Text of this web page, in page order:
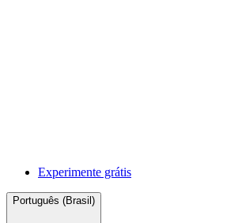
Experimente grátis
Português (Brasil)